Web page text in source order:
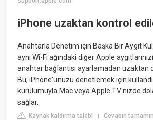
iPhone uzaktan kontrol
Anahtarla Denetim için Başka Bir Aygıt
aynı Wi-Fi ağındaki diğer Apple
anahtar bağlantısı ayarlamadan uzaktan
Bu, iPhone'unuzu denetlemek için
kurulumuyla Mac veya Apple TV'nizde
sağlar.
Kaynak kaldırma talebi |Cevabın